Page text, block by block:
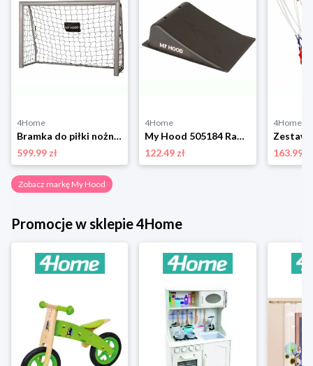
4Home
Bramka do piłki nożnej My Hood 302326 Champion,180 x 12 0 x 70 cm, M
599.99 zł
4Home
My Hood 505184 Ramp Single
122.49 zł
4Home
163.99 zł
Zobacz markę My Hood
Promocje w sklepie 4Home